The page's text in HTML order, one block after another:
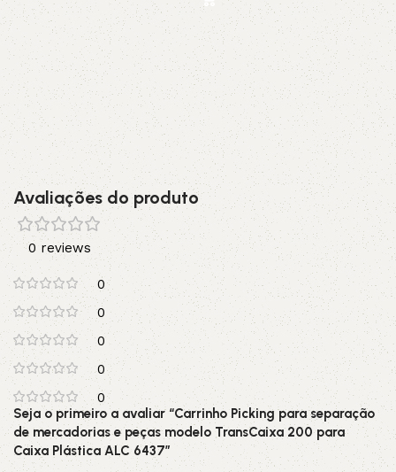
Avaliações do produto
0 reviews
0
0
0
0
0
Seja o primeiro a avaliar “Carrinho Picking para separação
de mercadorias e peças modelo TransCaixa 200 para
Caixa Plástica ALC 6437”